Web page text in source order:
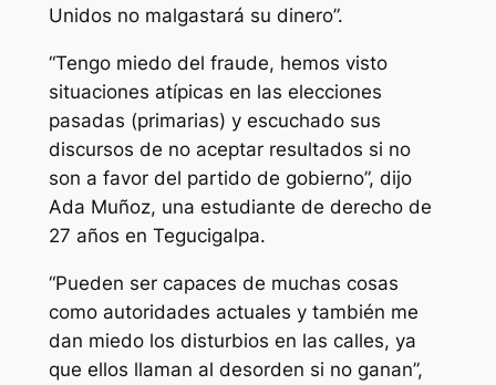
Unidos no malgastará su dinero”.
“Tengo miedo del fraude, hemos visto
situaciones atípicas en las elecciones
pasadas (primarias) y escuchado sus
discursos de no aceptar resultados si no
son a favor del partido de gobierno”, dijo
Ada Muñoz, una estudiante de derecho de
27 años en Tegucigalpa.
“Pueden ser capaces de muchas cosas
como autoridades actuales y también me
dan miedo los disturbios en las calles, ya
que ellos llaman al desorden si no ganan”,